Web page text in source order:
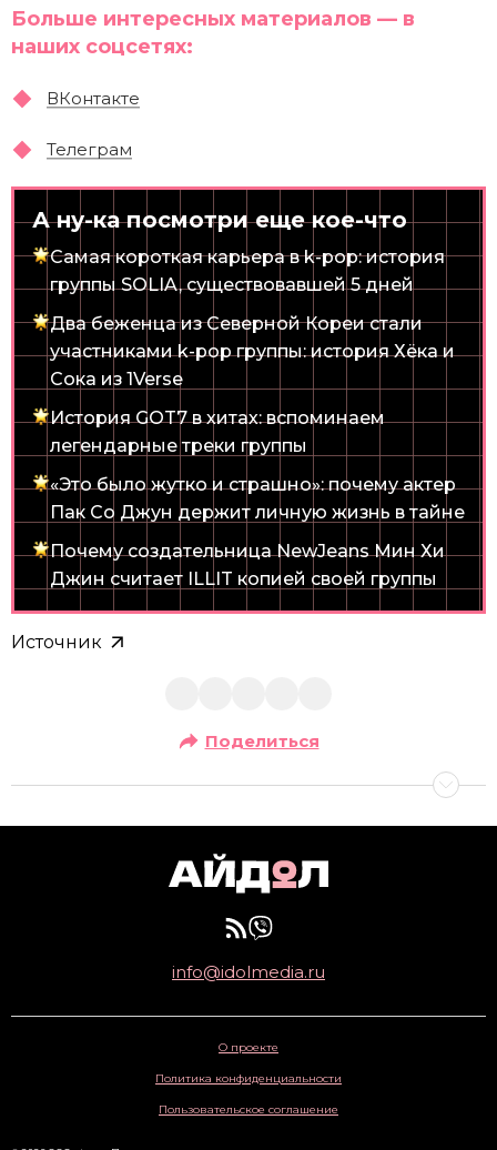
Больше интересных материалов — в
наших соцсетях:
ВКонтакте
Телеграм
А ну-ка посмотри еще кое-что
Самая короткая карьера в k-pop: история
группы SOLIA, существовавшей 5 дней
Два беженца из Северной Кореи стали
участниками k-pop группы: история Хёка и
Сока из 1Verse
История GOT7 в хитах: вспоминаем
легендарные треки группы
«Это было жутко и страшно»: почему актер
Пак Со Джун держит личную жизнь в тайне
Почему создательница NewJeans Мин Хи
Джин считает ILLIT копией своей группы
Источник
Поделиться
info@idolmedia.ru
О проекте
Политика конфиденциальности
Пользовательское соглашение